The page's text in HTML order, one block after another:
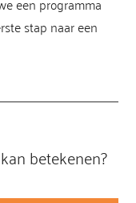
een programma
stap naar een
betekenen?